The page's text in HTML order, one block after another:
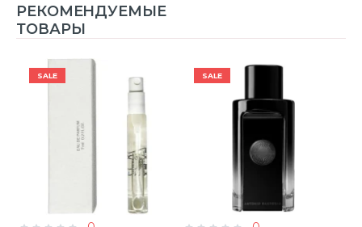
РЕКОМЕНДУЕМЫЕ
ТОВАРЫ
SALE SALE